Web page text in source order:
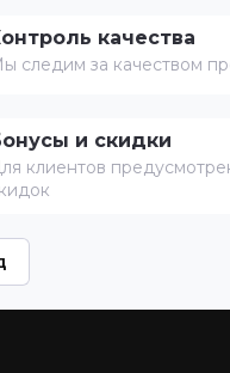
качества
следим за качеством
и скидки
клиентов